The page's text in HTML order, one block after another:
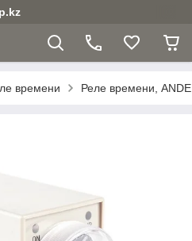
времени Реле времени,